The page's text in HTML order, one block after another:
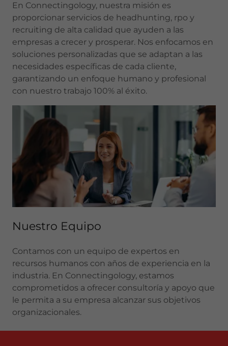
En Connectingology, nuestra misión es
proporcionar servicios de headhunting, rpo y
recruiting de alta calidad que ayuden a las
empresas a crecer y prosperar. Nos enfocamos en
soluciones personalizadas que se adaptan a las
necesidades específicas de cada cliente,
garantizando un enfoque humano y profesional
con nuestro trabajo 100% al éxito.
Nuestro Equipo
Contamos con un equipo de expertos en
recursos humanos con años de experiencia en la
industria. En Connectingology, estamos
comprometidos a ofrecer consultoría y apoyo que
le permita a su empresa alcanzar sus objetivos
organizacionales.